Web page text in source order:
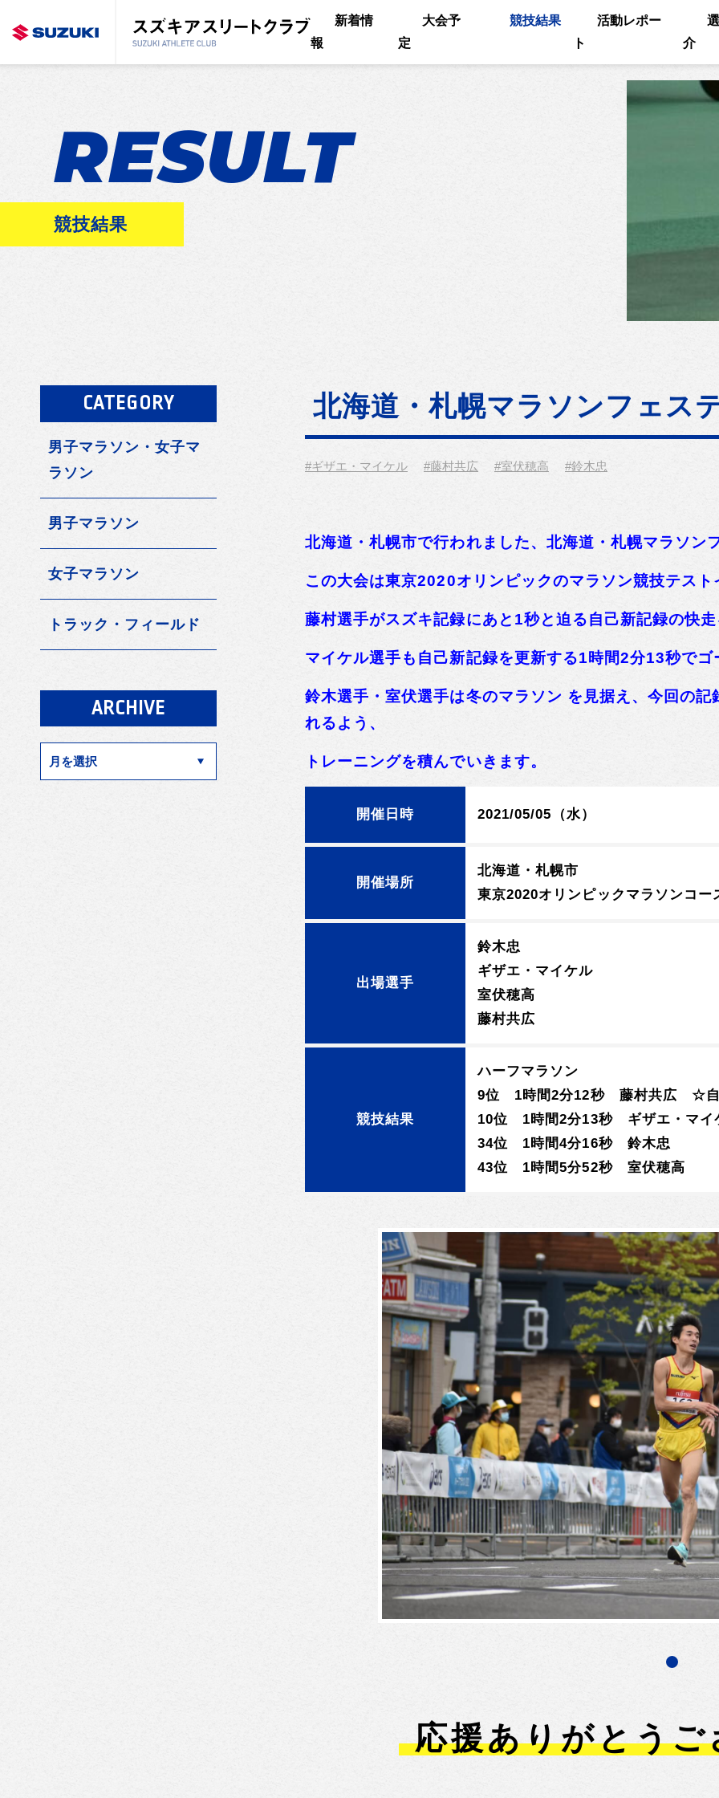
新着情
報
大会予
定
競技結果
活動レポー
ト
介
RESULT
競技結果
北海道・札幌マラソンフェス
#ギザエ・マイケル #藤村共広 #室伏穂高 #鈴木忠
北海道・札幌市で行われました、北海道・札幌マラソン
この大会は東京2020オリンピックのマラソン競技テス
藤村選手がスズキ記録にあと1秒と迫る自己新記録の快
マイケル選手も自己新記録を更新する1時間2分13秒でゴ
鈴木選手・室伏選手は冬のマラソン を見据え、今回の
れるよう、
トレーニングを積んでいきます。
開催日時 2021/05/05（水）
開催場所
北海道・札幌市
東京2020オリンピックマラソンコー
出場選手
鈴木忠
ギザエ・マイケル
室伏穂高
藤村共広
競技結果
ハーフマラソン
9位 1時間2分12秒 藤村共広 ☆自
10位 1時間2分13秒 ギザエ・マ
34位 1時間4分16秒 鈴木忠
43位 1時間5分52秒 室伏穂高
応援ありがとう
CATEGORY
男子マラソン・女子マ
ラソン
男子マラソン
女子マラソン
トラック・フィールド
ARCHIVE